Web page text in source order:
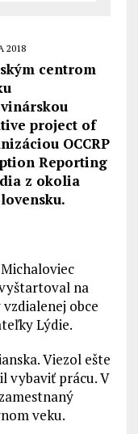
2018
centrom
project of
OCCRP
Reporting
z okolia
na
obce
Lýdie.
Viezol ešte
vybaviť prácu. V
veku.